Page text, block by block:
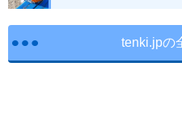
tenki.jpの